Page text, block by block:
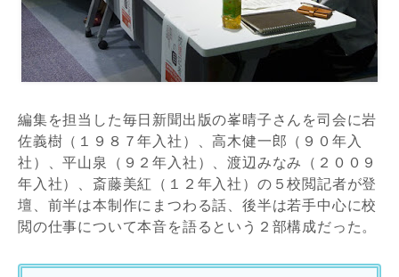
編集を担当した毎日新聞出版の峯晴子さんを司会に岩
佐義樹（１９８７年入社）、高木健一郎（９０年入
社）、平山泉（９２年入社）、渡辺みなみ（２００９
年入社）、斎藤美紅（１２年入社）の５校閲記者が登
壇、前半は本制作にまつわる話、後半は若手中心に校
閲の仕事について本音を語るという２部構成だった。